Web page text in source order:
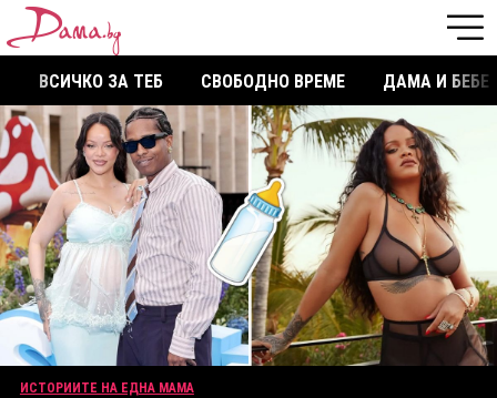
ВСИЧКО ЗА ТЕБ СВОБОДНО ВРЕМЕ ДАМА И БЕБЕ
ИСТОРИИТЕ НА ЕДНА МАМА